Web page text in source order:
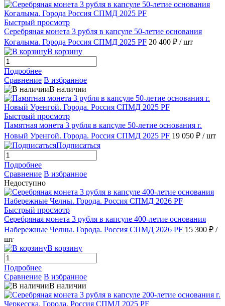
Быстрый просмотр
Серебряная монета 3 рубля в капсуле 50-летие основания
Когалыма. Города Россия СПМД 2025 PF 20 400 ₽ / шт
В корзину
Подробнее
Сравнение В избранное
В наличии
Быстрый просмотр
Памятная монета 3 рубля в капсуле 50-летие основания г.
Новый Уренгой. Города. Россия СПМД 2025 PF 19 050 ₽ / шт
Подписаться
Подробнее
Сравнение В избранное
Недоступно
Быстрый просмотр
Серебряная монета 3 рубля в капсуле 400-летие основания
Набережные Челны. Города. Россия СПМД 2026 PF 15 300 ₽ /
шт
В корзину
Подробнее
Сравнение В избранное
В наличии